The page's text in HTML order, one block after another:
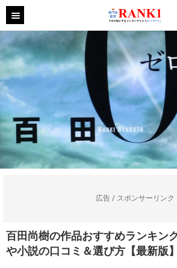
広告 / スポンサーリンク
百田尚樹の作品おすすめランキン
や小説の口コミ＆選び方【最新版】